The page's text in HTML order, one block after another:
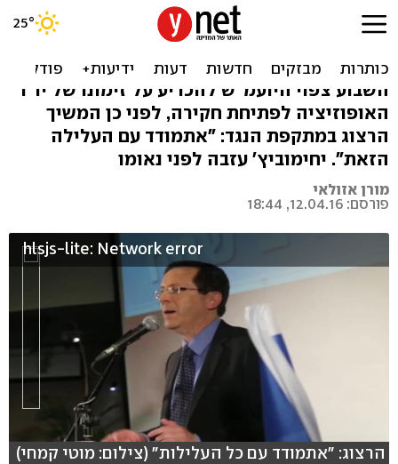
הרצוג: אני מסתכל לכם
בעיניים - אני רגוע
השבוע צפוי היועמ"ש להכריע על זימונו של יו"ר
האופוזיציה לפתיחת חקירה, לפני כן המשיך
הרצוג במתקפת הנגד: "אתמודד עם העלילה
הזאת". יחימוביץ' עזבה לפני נאומו
מורן אזולאי
פורסם: 12.04.16, 18:44
hlsjs-lite: Network error
הרצוג: "אתמודד עם כל העלילות" (צילום: מוטי קמחי)